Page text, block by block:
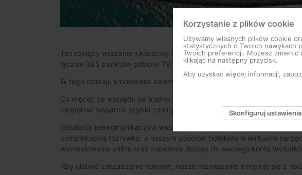
Ten robiący wrażenie luksusowy kurort znajdujący się na Wyspie
łącznie 385 punktów odbioru TV.
W tego rodzaju środowisku należy korzystać z instalacji stworzonej z
Co więcej, ze względu na trudny i ograniczony dostęp na wyspę
zespołowi wsparcia szybki zdalny dostęp.
Instalacja telekomunikacyjna wspomnianego hotelu łączy rozwiązania
kompleksową rozrywkę, a naszym gościom hotelowym wirtualne
wymeldowania online oraz zapewnią dostęp do swojego konta
Aby ułatwić zarządzanie hotelem, nasze rozwiązanie integruje się z
Korzystanie z plików cookie
Używamy własnych plików cookie
statystycznych o Twoich nawykach
Twoich preferencji. Możesz
klikając na następny przycisk.
Aby uzyskać więcej informacji,
Skonfiguruj ustawienia